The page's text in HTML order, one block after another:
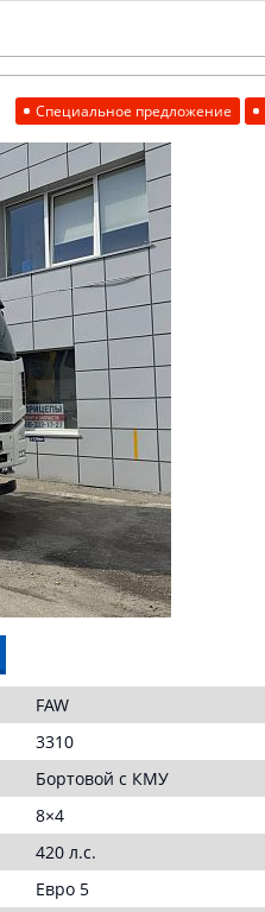
Специальное предложение
FAW
3310
Бортовой с КМУ
8×4
420 л.с.
Евро 5